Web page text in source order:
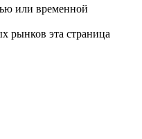
или временной
рынков эта страница